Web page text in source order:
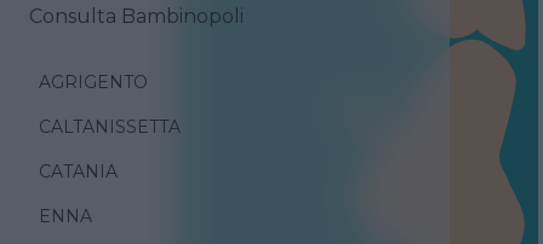
Consulta Bambinopoli
AGRIGENTO
CALTANISSETTA
CATANIA
ENNA